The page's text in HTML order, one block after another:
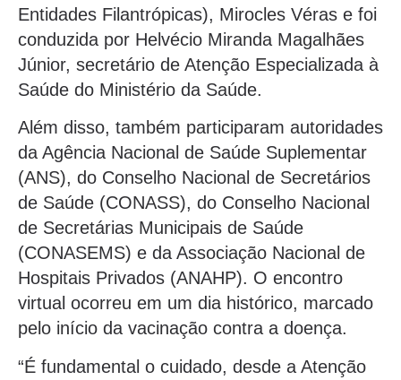
Entidades Filantrópicas), Mirocles Véras e foi
conduzida por Helvécio Miranda Magalhães
Júnior, secretário de Atenção Especializada à
Saúde do Ministério da Saúde.
Além disso, também participaram autoridades
da Agência Nacional de Saúde Suplementar
(ANS), do Conselho Nacional de Secretários
de Saúde (CONASS), do Conselho Nacional
de Secretárias Municipais de Saúde
(CONASEMS) e da Associação Nacional de
Hospitais Privados (ANAHP). O encontro
virtual ocorreu em um dia histórico, marcado
pelo início da vacinação contra a doença.
“É fundamental o cuidado, desde a Atenção